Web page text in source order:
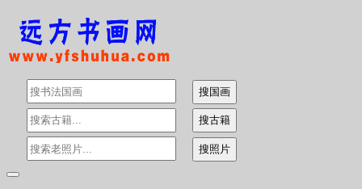
Skip
content
Expand